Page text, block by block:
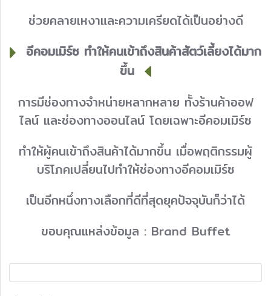
ช่วยคลายเหงาและความเครียดได้เป็นอย่างดี
อีคอมเมิร์ซ ทำให้คนเข้าถึงสินค้าสัตว์เลี้ยงได้มาก
ขึ้น
การมีช่องทางจำหน่ายหลากหลาย ทั้งร้านค้าออฟ
ไลน์ และช่องทางออนไลน์ โดยเฉพาะอีคอมเมิร์ซ
ทำให้ผู้คนเข้าถึงสินค้าได้มากขึ้น เมื่อพฤติกรรมผู้
บริโภคเปลี่ยนไปทำให้ช่องทางอีคอมเมิร์ซ
เป็นอีกหนึ่งทางเลือกที่ดีที่สุดยุคปัจจุบันก็ว่าได้
ขอบคุณแหล่งข้อมูล : Brand Buffet